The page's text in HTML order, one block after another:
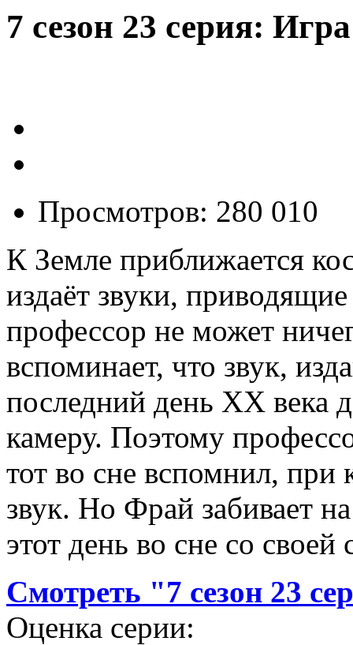
7 сезон 23 серия:
Просмотров: 280 010
К Земле приближается
издаёт звуки,
профессор не может
вспоминает, что звук,
последний день XX века
камеру. Поэтому
тот во сне вспомнил,
звук. Но Фрай забивает
этот день во сне со своей
Смотреть "7 сезон 23
Оценка серии: